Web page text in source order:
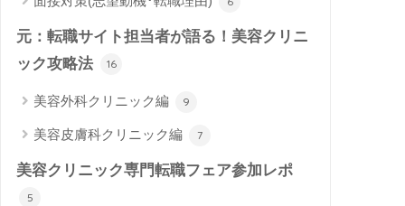
元：転職サイト担当者が語る！美容クリニ
ック攻略法
16
美容外科クリニック編 9
美容皮膚科クリニック編 7
美容クリニック専門転職フェア参加レポ
5